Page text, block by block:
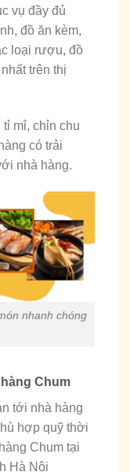
vụ đầy đủ
đồ ăn kèm,
loại rượu, đồ
trên thị
mỉ, chỉn chu
có trải
nhà hàng.
nhanh chóng
Chum
tới nhà hàng
hợp quỹ thời
Chum tại
Hà Nội